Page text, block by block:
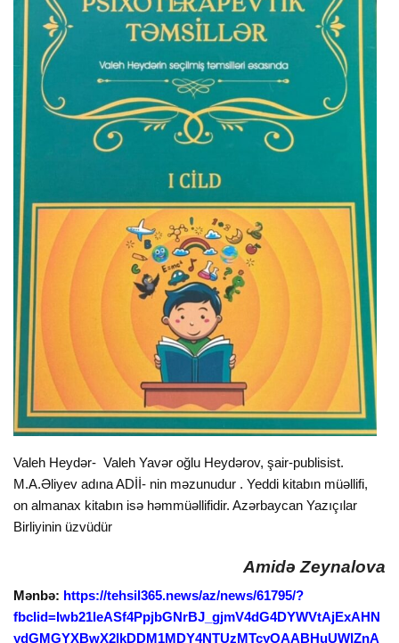
Valeh Heydər- Valeh Yavər oğlu Heydərov, şair-publisist.
M.A.Əliyev adına ADİİ- nin məzunudur . Yeddi kitabın müəllifi,
on almanax kitabın isə həmmüəllifidir. Azərbaycan Yazıçılar
Birliyinin üzvüdür
Amidə Zeynalova
Mənbə: https://tehsil365.news/az/news/61795/?
fbclid=Iwb21leASf4PpjbGNrBJ_gjmV4dG4DYWVtAjExAHN
ydGMGYXBwX2lkDDM1MDY4NTUzMTcyOAABHuUWIZnA